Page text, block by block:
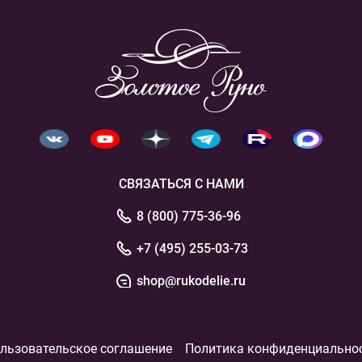
СВЯЗАТЬСЯ С НАМИ
8 (800) 775-36-96
+7 (495) 255-03-73
shop@rukodelie.ru
соглашение Политика